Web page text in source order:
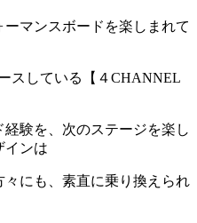
マンスボードを楽しまれて
スしている【４CHANNEL
験を、次のステージを楽し
インは
にも、素直に乗り換えられ